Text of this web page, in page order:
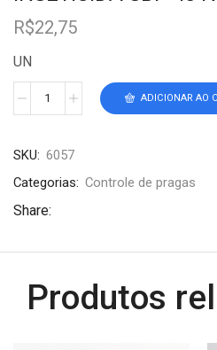
R$22,75
UN
ADICIONAR AO
SKU: 6057
Categorias: Controle de pragas
Share:
Produtos